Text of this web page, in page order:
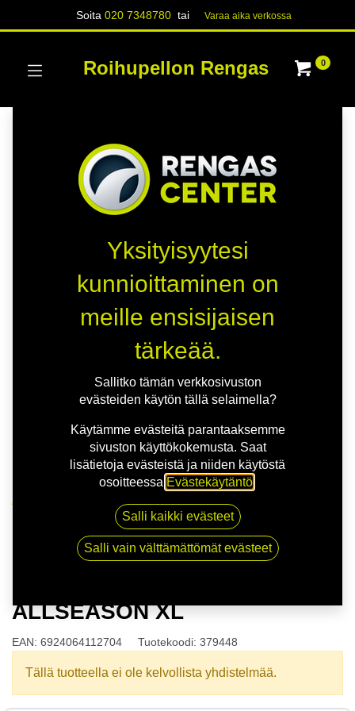
Soita020 7348780 tai Varaa aika verk​​​​ossa
Roihupellon Rengas 0
175/65R14 86T APLUS A909 ALLSEASON XL
ALLSEASON XL
EAN: 6924064112704 Tuotekoodi: 379448
Tällä tuotteella ei ole kelvollista yhdistelmää.
Yksityisyytesi
kunnioittaminen on
meille ensisijaisen
tärkeää.
Sallitko tämän verkkosivuston
evästeiden käytön tällä selaimella?
Käytämme evästeitä parantaaksemme
sivuston käyttökokemusta. Saat
lisätietoja evästeistä ja niiden käytöstä
osoitteessa Evästekäytäntö
Salli kaikki evästeet
Salli vain välttämättömät evästeet